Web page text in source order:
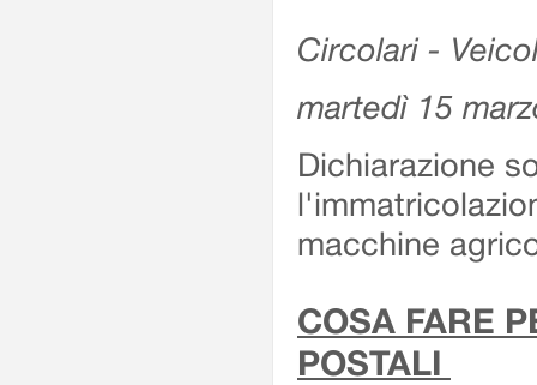
Circolari -
martedì 15
Dichiarazione
macchine
COSA FARE
POSTALI